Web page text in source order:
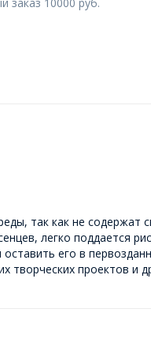
так как не содержат
легко поддается
его в
проектов и